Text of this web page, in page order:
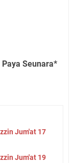
Seunara*
Jum'at 17
Jum'at 19